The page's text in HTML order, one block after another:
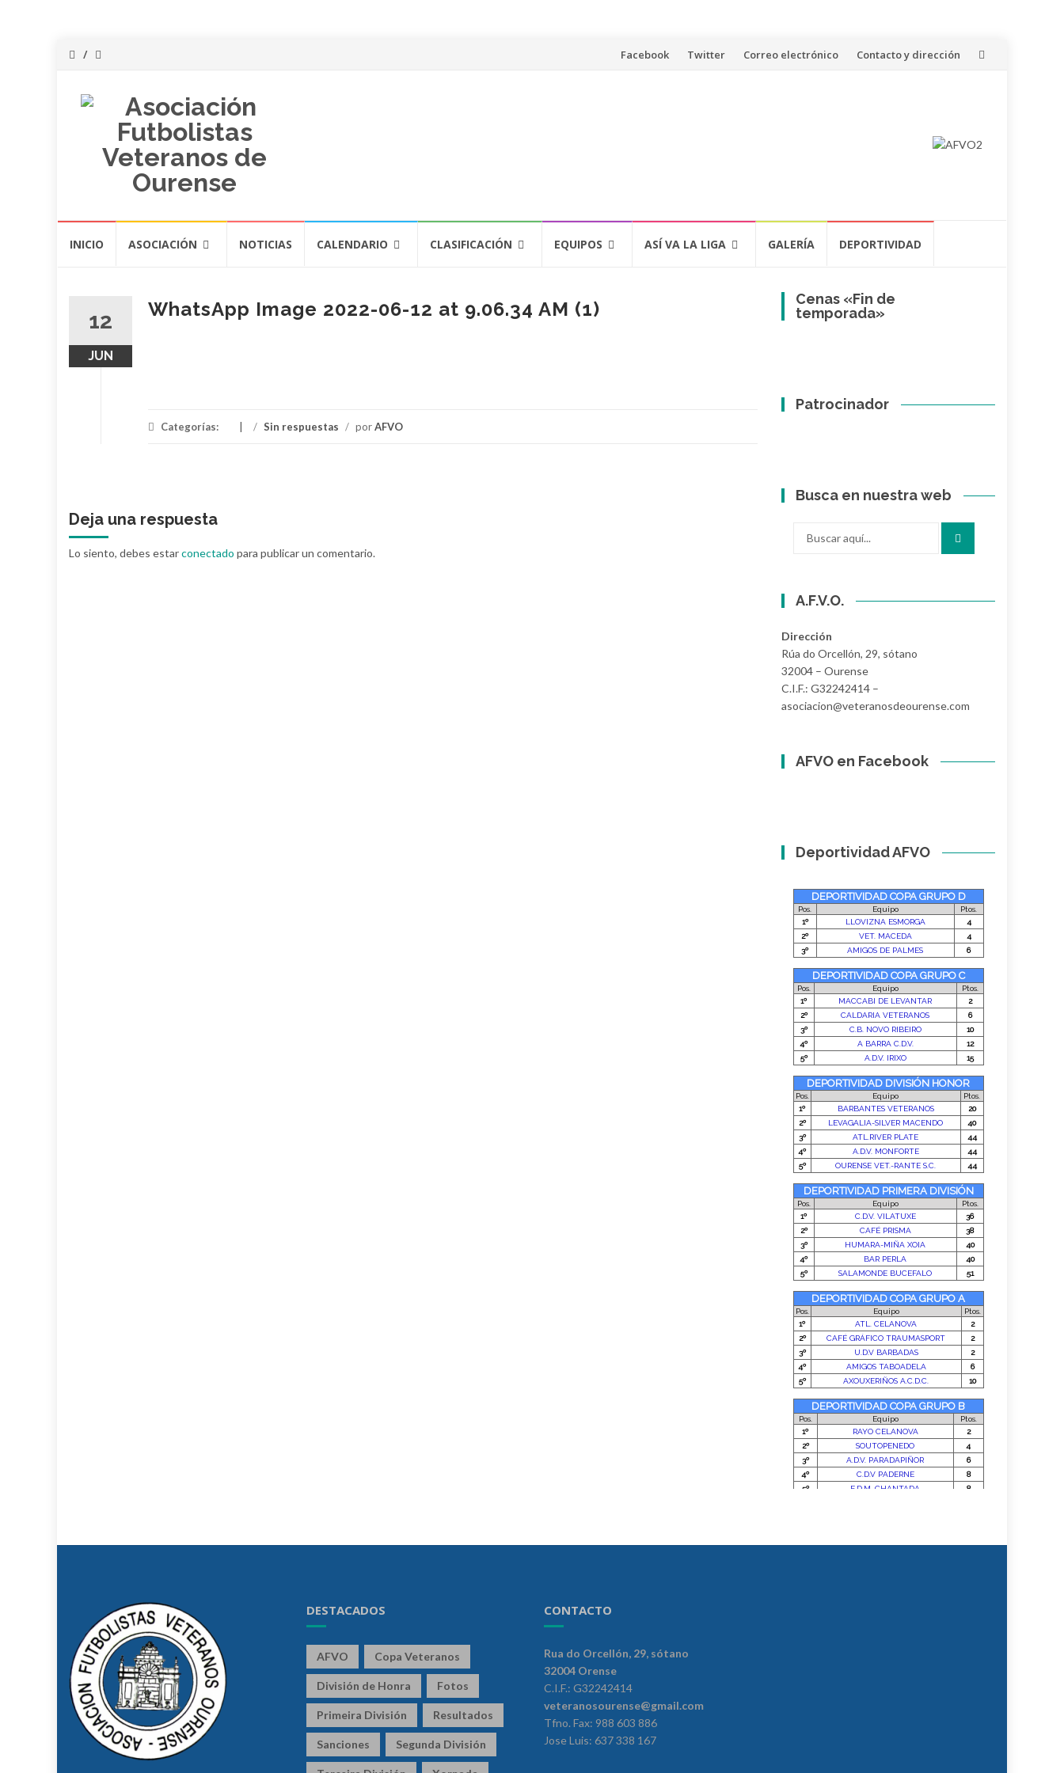
Saltar
Facebook Twitter Correo electrónico Contacto y dirección
INICIO ASOCIACIÓN NOTICIAS CALENDARIO CLASIFICACIÓN EQUIPOS ASÍ VA LA LIGA GALERÍA DEPORTIVIDAD
12
JUN
WhatsApp Image 2022-06-12 at 9.06.34 AM (1)
Categorías: / Sin respuestas / porAFVO
Deja una respuesta
Lo siento, debes estarconectado para publicar un comentario.
Cenas «Fin de
temporada»
Patrocinador
Busca en nuestra web
A.F.V.O.
Dirección
Rúa do Orcellón, 29, sótano
32004 – Ourense
C.I.F.: G32242414 –
asociacion@veteranosdeourense.com
AFVO en Facebook
Deportividad AFVO
DESTACADOS
AFVO Copa Veteranos
División de Honra Fotos
Primeira División Resultados
Sanciones Segunda División
CONTACTO
Rua do Orcellón, 29, sótano
32004 Orense
C.I.F.: G32242414
veteranosourense@gmail.com
Tfno. Fax: 988 603 886
Jose Luis: 637 338 167